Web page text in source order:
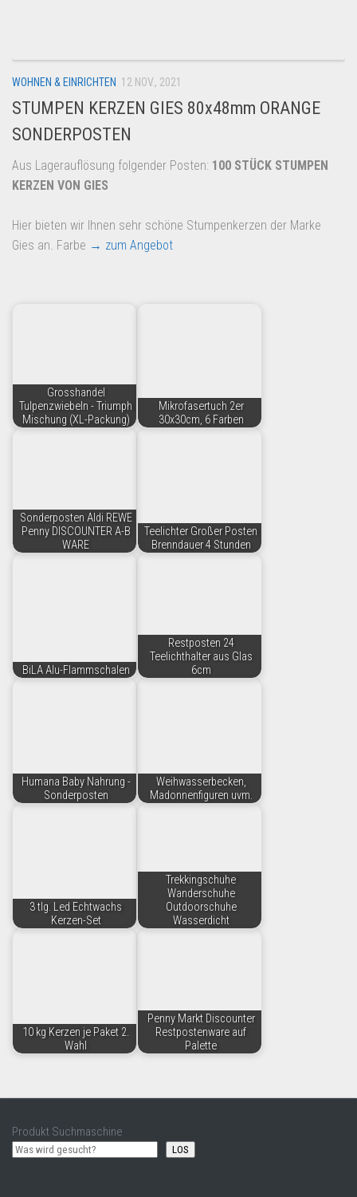
Amazon
Aldi
Lidl
Kostenlos verkaufen
Kostenlos Registrieren
WOHNEN & EINRICHTEN 12 NOV., 2021
STUMPEN KERZEN GIES 80x48mm ORANGE
SONDERPOSTEN
Aus Lagerauflösung folgender Posten: 100 STÜCK STUMPEN
KERZEN VON GIES
Hier bieten wir Ihnen sehr schöne Stumpenkerzen der Marke
Gies an. Farbe → zum Angebot
Grosshandel
Tulpenzwiebeln - Triumph
Mischung (XL-Packung)
Mikrofasertuch 2er
30x30cm, 6 Farben
Sonderposten Aldi REWE
Penny DISCOUNTER A-B
WARE
Teelichter Großer Posten
Brenndauer 4 Stunden
BiLA Alu-Flammschalen
Restposten 24
Teelichthalter aus Glas
6cm
Humana Baby Nahrung -
Sonderposten
Weihwasserbecken,
Madonnenfiguren uvm.
3 tlg. Led Echtwachs
Kerzen-Set
Trekkingschuhe
Wanderschuhe
Outdoorschuhe
Wasserdicht
10 kg Kerzen je Paket 2.
Wahl
Penny Markt Discounter
Restpostenware auf
Palette
Produkt Suchmaschine
LOS